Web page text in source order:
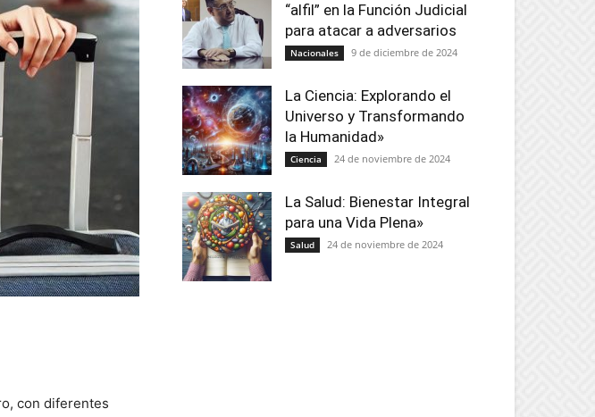
con diferentes
“alfil” en la Función Judicial
para atacar a adversarios
Nacionales 9 de diciembre de 2024
La Ciencia: Explorando el
Universo y Transformando
la Humanidad»
Ciencia 24 de noviembre de 2024
La Salud: Bienestar Integral
para una Vida Plena»
Salud 24 de noviembre de 2024